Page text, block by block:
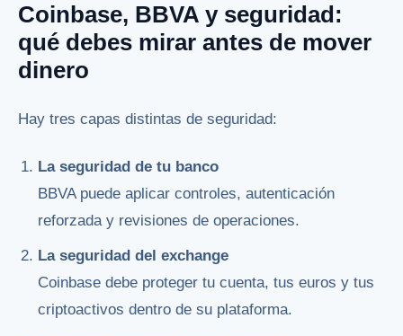
Coinbase, BBVA y seguridad:
qué debes mirar antes de mover
dinero
Hay tres capas distintas de seguridad:
La seguridad de tu banco
BBVA puede aplicar controles, autenticación
reforzada y revisiones de operaciones.
La seguridad del exchange
Coinbase debe proteger tu cuenta, tus euros y tus
criptoactivos dentro de su plataforma.